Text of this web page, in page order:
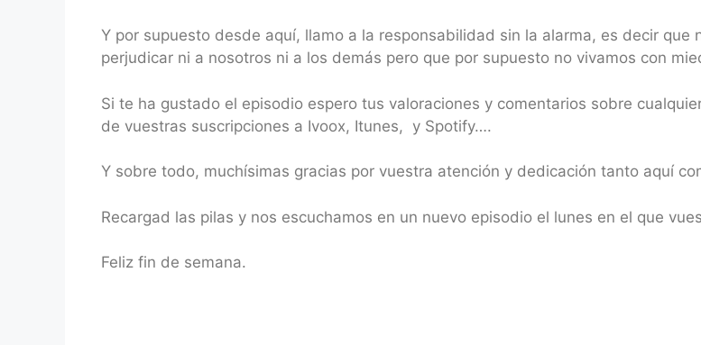
Y por supuesto desde aquí, llamo a la responsabilidad sin la alarma, es decir
perjudicar ni a nosotros ni a los demás pero que por supuesto no vivamos con
Si te ha gustado el episodio espero tus valoraciones y comentarios sobre
de vuestras suscripciones a Ivoox, Itunes, y Spotify….
Y sobre todo, muchísimas gracias por vuestra atención y dedicación tanto aquí
Recargad las pilas y nos escuchamos en un nuevo episodio el lunes en el que
Feliz fin de semana.